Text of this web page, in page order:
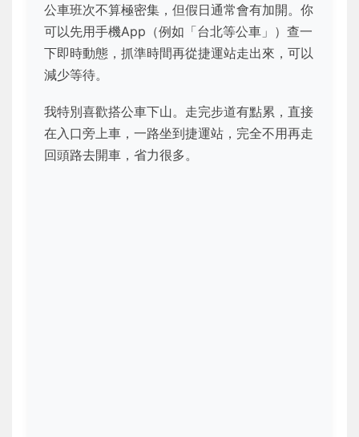
公車班次不算極密集，但假日通常會有加開。你
可以先用手機App（例如「台北等公車」）查一
下即時動態，抓準時間再從捷運站走出來，可以
減少等待。
我特別喜歡搭公車下山。走完步道有點累，直接
在入口旁上車，一路坐到捷運站，完全不用再走
回頭路去開車，省力很多。